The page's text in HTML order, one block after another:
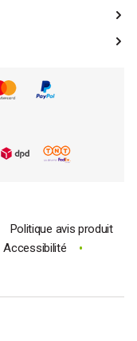
Politique avis produit
Accessibilité •